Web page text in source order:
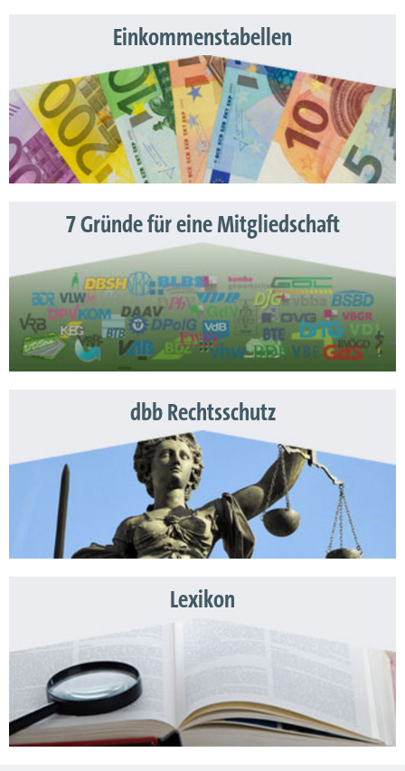
Einkommenstabellen
7 Gründe für eine Mitgliedschaft
dbb Rechtsschutz
Lexikon